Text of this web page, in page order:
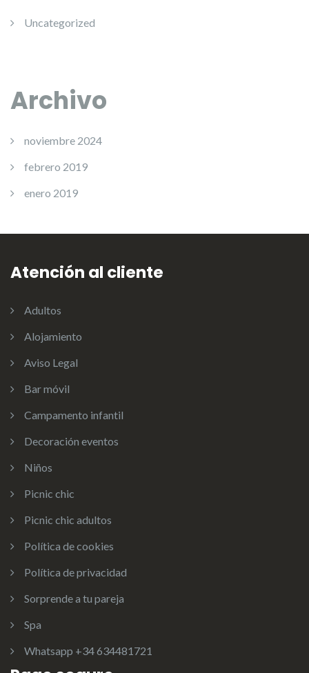
Uncategorized
Archivo
noviembre 2024
febrero 2019
enero 2019
Atención al cliente
Adultos
Alojamiento
Aviso Legal
Bar móvil
Campamento infantil
Decoración eventos
Niños
Picnic chic
Picnic chic adultos
Política de cookies
Política de privacidad
Sorprende a tu pareja
Spa
Whatsapp +34 634481721